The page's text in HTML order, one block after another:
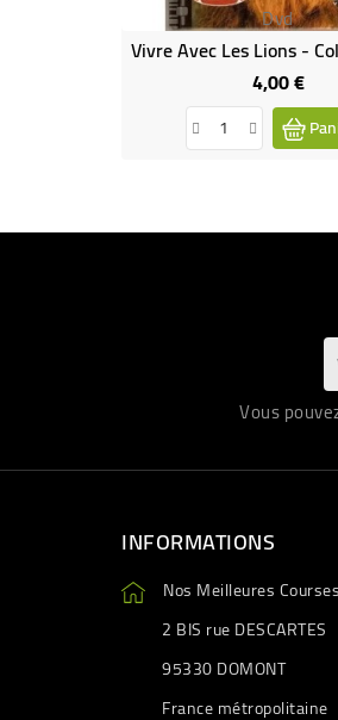
Dvd
4,00 €Prix
Vous
INFORMATIONS
Nos Meilleures Courses
2 BIS rue DESCARTES
95330 DOMONT
France métropolitaine